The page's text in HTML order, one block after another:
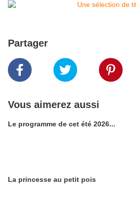
Partager
Vous aimerez aussi
Le programme de cet été 2026...
La princesse au petit pois